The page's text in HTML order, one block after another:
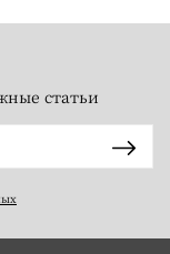
статьи